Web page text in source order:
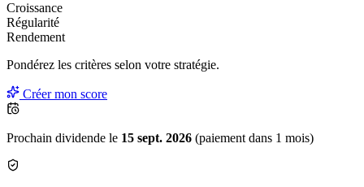
Croissance
Régularité
Rendement
Pondérez les critères selon votre stratégie.
Créer mon score
Prochain dividende le 15 sept. 2026 (paiement dans 1 mois)